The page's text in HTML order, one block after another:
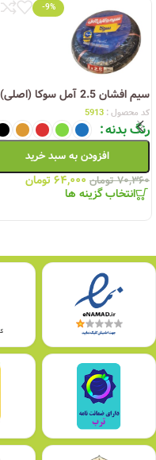
-9%
سیم افشان 2.5 آمل سوکا (اصلی)
کد محصول : 5913
رنگ بدنه
افزودن به سبد خرید
۷۰,۳۶۰ تومان ۶۴,۰۰۰تومان
انتخاب گزینه ها